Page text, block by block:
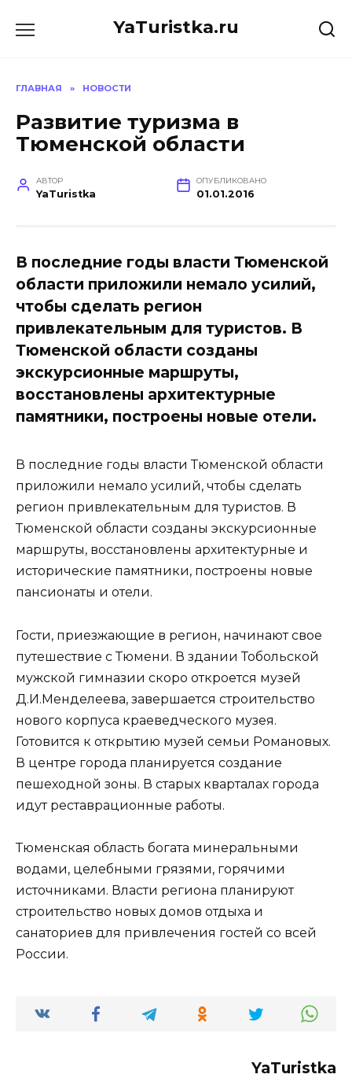
YaTuristka.ru
ГЛАВНАЯ » НОВОСТИ
Развитие туризма в
Тюменской области
АВТОР
YaTuristka
ОПУБЛИКОВАНО
01.01.2016
В последние годы власти Тюменской
области приложили немало усилий,
чтобы сделать регион
привлекательным для туристов. В
Тюменской области созданы
экскурсионные маршруты,
восстановлены архитектурные
памятники, построены новые отели.
В последние годы власти Тюменской области
приложили немало усилий, чтобы сделать
регион привлекательным для туристов. В
Тюменской области созданы экскурсионные
маршруты, восстановлены архитектурные и
исторические памятники, построены новые
пансионаты и отели.
Гости, приезжающие в регион, начинают свое
путешествие с Тюмени. В здании Тобольской
мужской гимназии скоро откроется музей
Д.И.Менделеева, завершается строительство
нового корпуса краеведческого музея.
Готовится к открытию музей семьи Романовых.
В центре города планируется создание
пешеходной зоны. В старых кварталах города
идут реставрационные работы.
Тюменская область богата минеральными
водами, целебными грязями, горячими
источниками. Власти региона планируют
строительство новых домов отдыха и
санаториев для привлечения гостей со всей
России.
YaTuristka